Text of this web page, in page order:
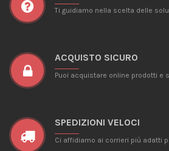
Ti guidiamo nella scelta delle
ACQUISTO SICURO
Puoi acquistare online prodotti e
SPEDIZIONI VELOCI
Ci affidiamo ai corrieri più adatti